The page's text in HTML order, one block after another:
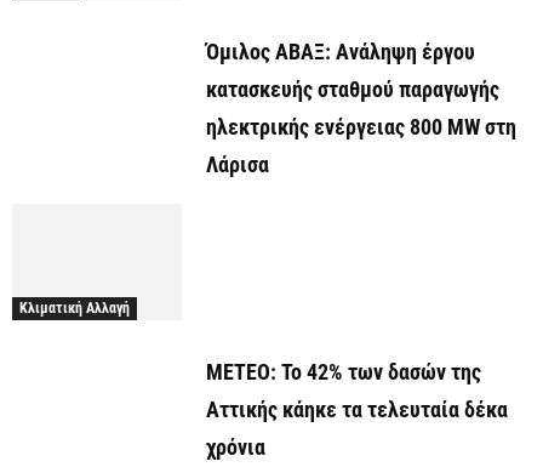
Όμιλος ΑΒΑΞ: Ανάληψη έργου
κατασκευής σταθμού παραγωγής
ηλεκτρικής ενέργειας 800 ΜW στη
Λάρισα
Κλιματική Αλλαγή
ΜΕΤΕΟ: Το 42% των δασών της
Αττικής κάηκε τα τελευταία δέκα
χρόνια